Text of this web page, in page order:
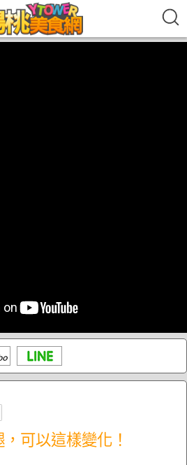
可以這樣變化！